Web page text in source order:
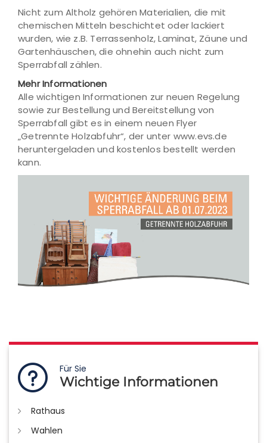
Nicht zum Altholz gehören Materialien, die mit
chemischen Mitteln beschichtet oder lackiert
wurden, wie z.B. Terrassenholz, Laminat, Zäune und
Gartenhäuschen, die ohnehin auch nicht zum
Sperrabfall zählen.
Mehr Informationen
Alle wichtigen Informationen zur neuen Regelung
sowie zur Bestellung und Bereitstellung von
Sperrabfall gibt es in einem neuen Flyer
„Getrennte Holzabfuhr“, der unter www.evs.de
heruntergeladen und kostenlos bestellt werden
kann.
Für Sie
Wichtige Informationen
Rathaus
Wahlen